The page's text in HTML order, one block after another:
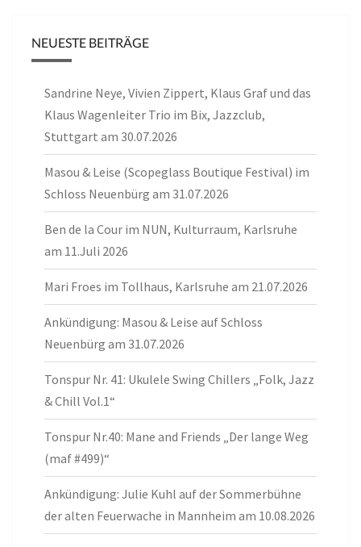
NEUESTE BEITRÄGE
Sandrine Neye, Vivien Zippert, Klaus Graf und das
Klaus Wagenleiter Trio im Bix, Jazzclub,
Stuttgart am 30.07.2026
Masou & Leise (Scopeglass Boutique Festival) im
Schloss Neuenbürg am 31.07.2026
Ben de la Cour im NUN, Kulturraum, Karlsruhe
am 11.Juli 2026
Mari Froes im Tollhaus, Karlsruhe am 21.07.2026
Ankündigung: Masou & Leise auf Schloss
Neuenbürg am 31.07.2026
Tonspur Nr. 41: Ukulele Swing Chillers „Folk, Jazz
& Chill Vol.1“
Tonspur Nr.40: Mane and Friends „Der lange Weg
(maf #499)“
Ankündigung: Julie Kuhl auf der Sommerbühne
der alten Feuerwache in Mannheim am 10.08.2026